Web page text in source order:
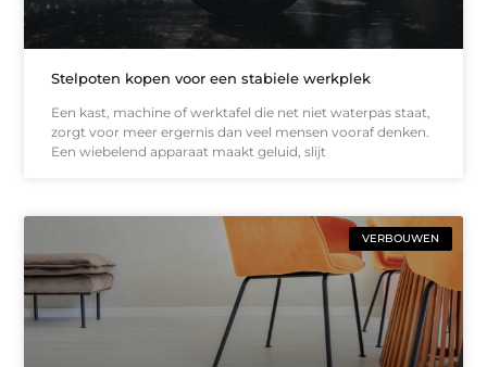
Stelpoten kopen voor een stabiele werkplek
Een kast, machine of werktafel die net niet waterpas staat,
zorgt voor meer ergernis dan veel mensen vooraf denken.
Een wiebelend apparaat maakt geluid, slijt
VERBOUWEN